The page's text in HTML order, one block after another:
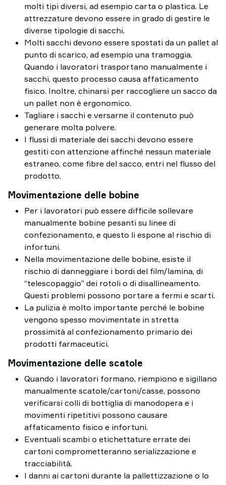
molti tipi diversi, ad esempio carta o plastica. Le
attrezzature devono essere in grado di gestire le
diverse tipologie di sacchi.
Molti sacchi devono essere spostati da un pallet al
punto di scarico, ad esempio una tramoggia.
Quando i lavoratori trasportano manualmente i
sacchi, questo processo causa affaticamento
fisico. Inoltre, chinarsi per raccogliere un sacco da
un pallet non è ergonomico.
Tagliare i sacchi e versarne il contenuto può
generare molta polvere.
I flussi di materiale dei sacchi devono essere
gestiti con attenzione affinché nessun materiale
estraneo, come fibre del sacco, entri nel flusso del
prodotto.
Movimentazione delle bobine
Per i lavoratori può essere difficile sollevare
manualmente bobine pesanti su linee di
confezionamento, e questo li espone al rischio di
infortuni.
Nella movimentazione delle bobine, esiste il
rischio di danneggiare i bordi del film/lamina, di
“telescopaggio” dei rotoli o di disallineamento.
Questi problemi possono portare a fermi e scarti.
La pulizia è molto importante perché le bobine
vengono spesso movimentate in stretta
prossimità al confezionamento primario dei
prodotti farmaceutici.
Movimentazione delle scatole
Quando i lavoratori formano, riempiono e sigillano
manualmente scatole/cartoni/casse, possono
verificarsi colli di bottiglia di manodopera e i
movimenti ripetitivi possono causare
affaticamento fisico e infortuni.
Eventuali scambi o etichettature errate dei
cartoni comprometteranno serializzazione e
tracciabilità.
I danni ai cartoni durante la pallettizzazione o lo